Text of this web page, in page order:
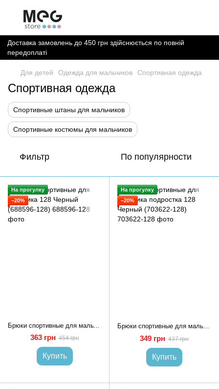
Доставка замовлень до 450 грн здійснюється по повній
передоплаті
Для детей Одежда для мальчиков Спортивная одежда
Спортивная одежда
Спортивные штаны для мальчиков
Спортивные костюмы для мальчиков
Фильтр По популярности
На прогулку
−20%
Брюки спортивные для мальчика 128 Черный (688596-128)
363 грн 454 грн
Купить
На прогулку
−20%
Брюки спортивные для мальчика подростка 128 Черный (703622-128)
349 грн 437 грн
Купить